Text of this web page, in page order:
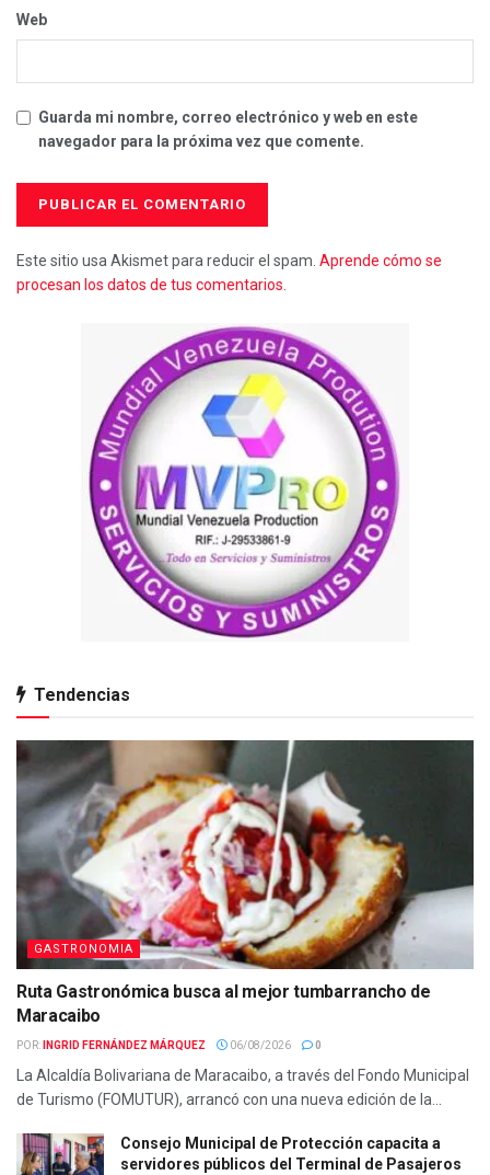
Web
Guarda mi nombre, correo electrónico y web en este
navegador para la próxima vez que comente.
Este sitio usa Akismet para reducir el spam. Aprende cómo se
procesan los datos de tus comentarios.
Tendencias
GASTRONOMIA
Ruta Gastronómica busca al mejor tumbarrancho de
Maracaibo
POR: INGRID FERNÁNDEZ MÁRQUEZ 06/08/2026 0
La Alcaldía Bolivariana de Maracaibo, a través del Fondo Municipal
de Turismo (FOMUTUR), arrancó con una nueva edición de la...
Consejo Municipal de Protección capacita a
servidores públicos del Terminal de Pasajeros